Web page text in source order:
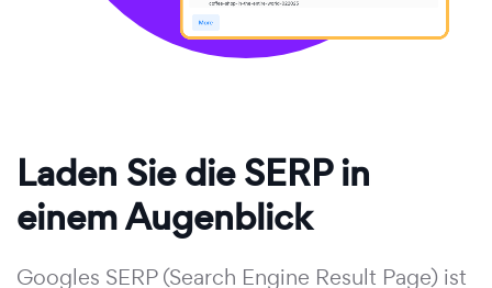
Laden Sie die SERP in
einem Augenblick
Googles SERP (Search Engine Result Page) ist